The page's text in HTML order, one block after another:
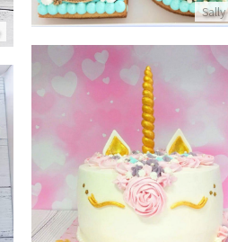
עוגת חד קרן לבת מצווה
פרטים נוספים